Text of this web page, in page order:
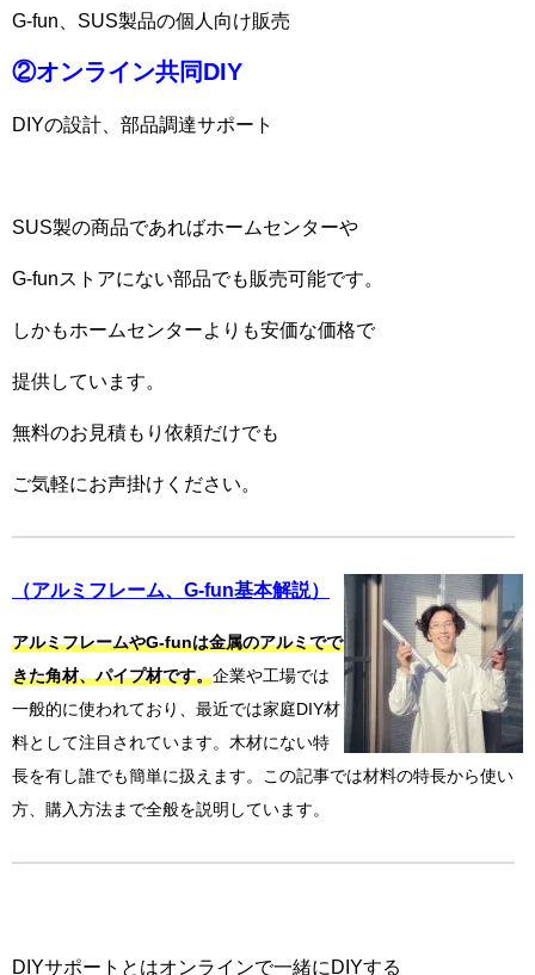
G-fun、SUS製品の個人向け販売
②オンライン共同DIY
DIYの設計、部品調達サポート
SUS製の商品であればホームセンターや
G-funストアにない部品でも販売可能です。
しかもホームセンターよりも安価な価格で
提供しています。
無料のお見積もり依頼だけでも
ご気軽にお声掛けください。
（アルミフレーム、G-fun基本解説）
アルミフレームやG-funは金属のアルミでで
きた角材、パイプ材です。企業や工場では
一般的に使われており、最近では家庭DIY材
料として注目されています。木材にない特
長を有し誰でも簡単に扱えます。この記事では材料の特長から使い
方、購入方法まで全般を説明しています。
DIYサポートとはオンラインで一緒にDIYする